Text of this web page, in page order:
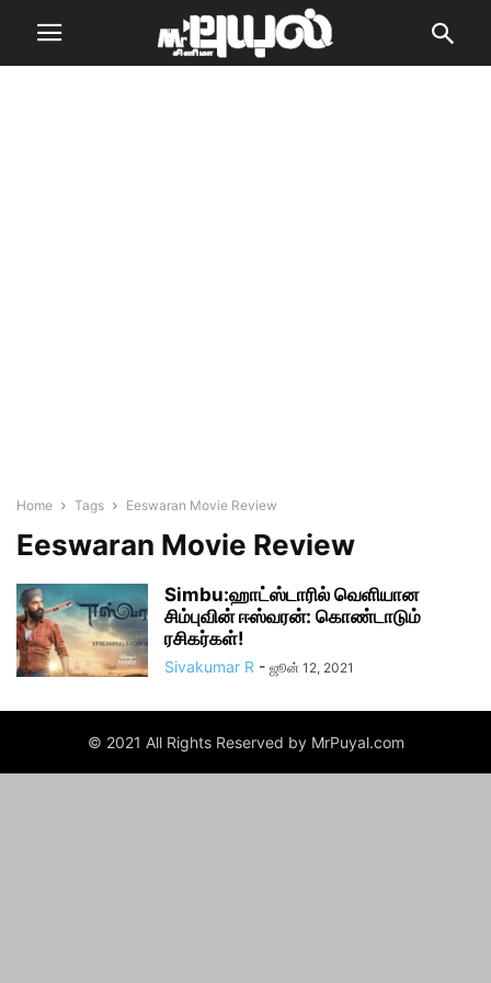
Home Tags Eeswaran Movie Review
Eeswaran Movie Review
Simbu:ஹாட்ஸ்டாரில் வெளியான
சிம்புவின் ஈஸ்வரன்: கொண்டாடும்
ரசிகர்கள்!
Sivakumar R - ஜூன் 12, 2021
© 2021 All Rights Reserved by MrPuyal.com